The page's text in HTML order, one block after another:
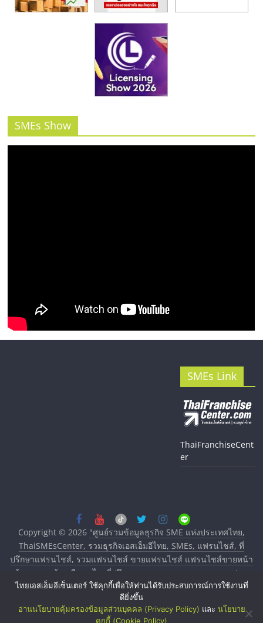
SMEs Show
SMEs Link
ThaiFranchiseCent
er
Copyright © 2026 "ศูนย์รวมข้อมูลธุรกิจ SME แห่งประเทศไทย,
ThaiSMEsCenter, รวมธุรกิจเอสเอ็มอีไทย, SMEs, แฟรนไชส์, ที่
ปรึกษาแฟรนไชส์, รวมแฟรนไชส์ ขายแฟรนไชส์ แฟรนไชส์ขายหน้า
บ้าน ลงทุนน้อย คืนทุนไว, ที่ปรึกษาการลงทุนและขยายสาขาแฟรน
ไชส์, ศูนย์รวมแฟรนไชส์ พร้อมทำเลสำหรับเปิดร้าน ปรึกษาฟรี,
บริการพัฒนาระบบแฟรนไชส์"
ไทยเอสเอ็มอีเซ็นเตอร์ ใช้คุกกี้เพื่อให้ท่านได้รับประสบการณ์การใช้งานที่
ดียิ่งขึ้น
อ่านนโยบายคุ้มครองข้อมูลส่วนบุคคล (Privacy Policy) และ นโยบาย
คุกกี้ (Cookie Policy)